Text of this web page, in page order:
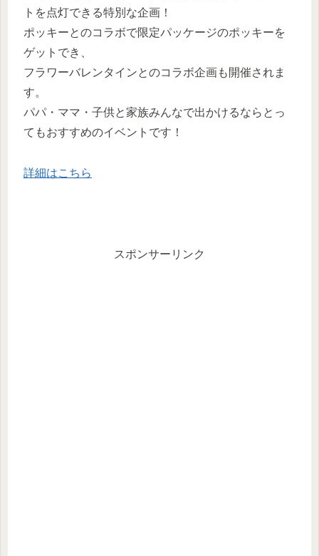
トを点灯できる特別な企画！
ポッキーとのコラボで限定パッケージのポッキーを
ゲットでき、
フラワーバレンタインとのコラボ企画も開催されま
す。
パパ・ママ・子供と家族みんなで出かけるならとっ
てもおすすめのイベントです！
詳細はこちら
スポンサーリンク